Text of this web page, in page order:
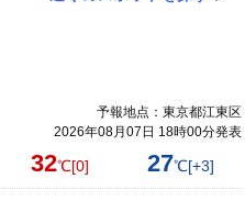
予報地点：東京都江東区
2026年08月07日 18時00分発表
32℃[0] 27℃[+3]